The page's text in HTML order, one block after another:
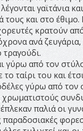
γαϊτάνια
τους και στο
κρατούν από
ανά
γύρω από τον
το ταίρι του και
γύρω από τον
παλιά οι
παραδοσιακές